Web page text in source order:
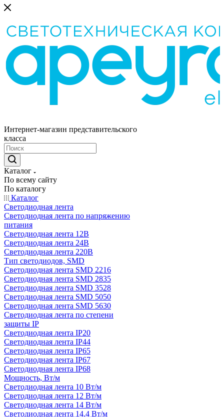
Интернет-магазин представительского
класса
Каталог
По всему сайту
По каталогу
Каталог
Светодиодная лента
Светодиодная лента по напряжению
питания
Светодиодная лента 12В
Светодиодная лента 24В
Светодиодная лента 220В
Тип светодиодов, SMD
Cветодиодная лента SMD 2216
Светодиодная лента SMD 2835
Светодиодная лента SMD 3528
Светодиодная лента SMD 5050
Светодиодная лента SMD 5630
Светодиодная лента по степени
защиты IP
Светодиодная лента IP20
Светодиодная лента IP44
Светодиодная лента IP65
Светодиодная лента IP67
Светодиодная лента IP68
Мощность, Вт/м
Светодиодная лента 10 Вт/м
Светодиодная лента 12 Вт/м
Светодиодная лента 14 Вт/м
Светодиодная лента 14.4 Вт/м